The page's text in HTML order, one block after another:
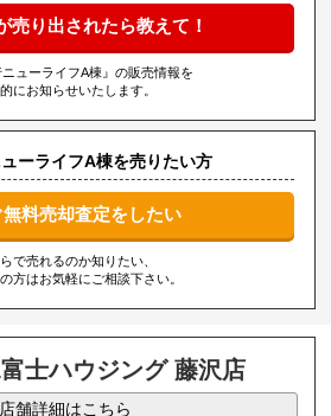
売り出されたら教えて！
ニューライフA棟』の販売情報を
にお知らせいたします。
ーライフA棟を売りたい方
料売却査定をしたい
で売れるのか知りたい、
方はお気軽にご相談下さい。
士ハウジング 藤沢店
店舗詳細はこちら